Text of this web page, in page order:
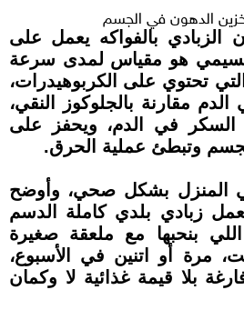
الدهون في الجسم
الزبادي بالفواكه يعمل على
هو مقياس لمدى سرعة
التي تحتوي على الكربوهيدرات،
مقارنة بالجلوكوز النقي،
في الدم، ويحفز على
وتبطئ عملية الحرق.
المنزل بشكل صحي، وأوضح
زبادي بلدي كاملة الدسم
بنحبها مع ملعقة صغيرة
مرة أو اتنين في الأسبوع،
بلا قيمة غذائية لا وكمان